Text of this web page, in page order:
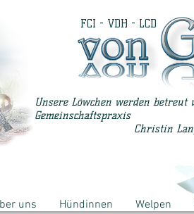
FCI - VDH - LCD
Unsere Löwchen werden
Gemeinschaftspraxis
Christin
uns Hündinnen Welpen